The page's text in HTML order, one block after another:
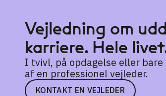
Vejledning om
karriere. Hele
I tvivl, på opdagelse eller
af en professionel vejleder.
KONTAKT EN VEJLEDER